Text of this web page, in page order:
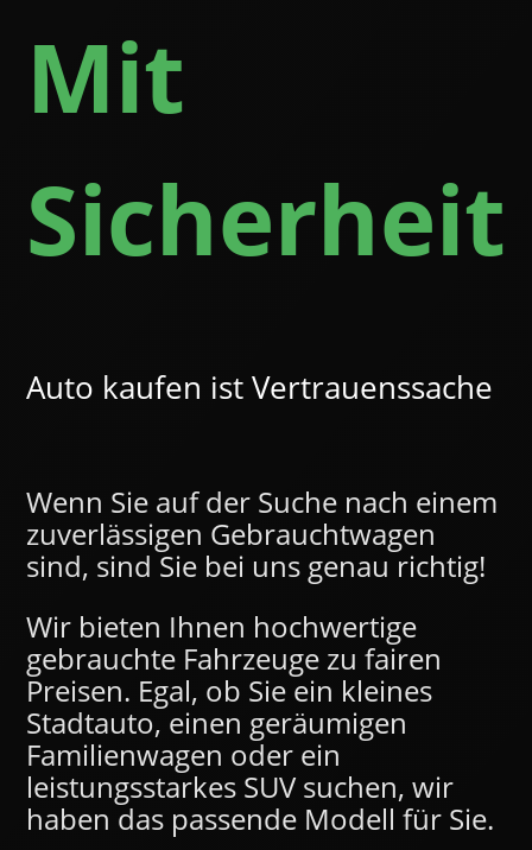
Mit
Sicherheit
Auto kaufen ist Vertrauenssache
Wenn Sie auf der Suche nach einem
zuverlässigen Gebrauchtwagen
sind, sind Sie bei uns genau richtig!
Wir bieten Ihnen hochwertige
gebrauchte Fahrzeuge zu fairen
Preisen. Egal, ob Sie ein kleines
Stadtauto, einen geräumigen
Familienwagen oder ein
leistungsstarkes SUV suchen, wir
haben das passende Modell für Sie.